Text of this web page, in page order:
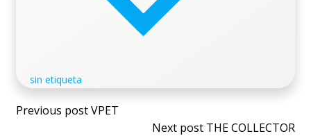
sin etiqueta
Navegación
Previous postVPET
Next post THE COLLECTOR